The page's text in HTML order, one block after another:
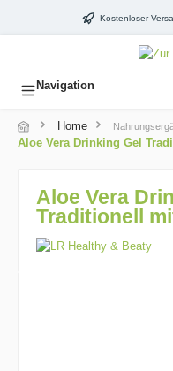
springen Kostenloser
Navigation
Home
Aloe Vera Drinking Gel
Aloe Vera
Traditionell